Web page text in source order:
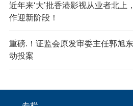
近年来‘大’批香港影视从业者北上
作迎新阶段！
重磅.！证监会原发审委主任郭旭
动投案